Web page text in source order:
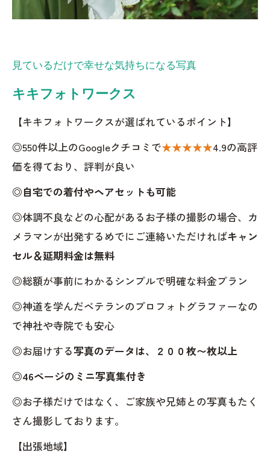
見ているだけで幸せな気持ちになる写真
キキフォトワークス
【キキフォトワークスが選ばれているポイント】
◎550件以上のGoogleクチコミで★★★★★4.9の高評
価を得ており、評判が良い
◎自宅での着付やヘアセットも可能
◎体調不良などの心配があるお子様の撮影の場合、カ
メラマンが出発するめでにご連絡いただければキャン
セル＆延期料金は無料
◎総額が事前にわかるシンプルで明確な料金プラン
◎神道を学んだベテランのプロフォトグラファーなの
で神社や寺院でも安心
◎お届けする写真のデータは、２００枚〜枚以上
◎46ページのミニ写真集付き
◎お子様だけではなく、ご家族や兄姉との写真もたく
さん撮影しております。
【出張地域】